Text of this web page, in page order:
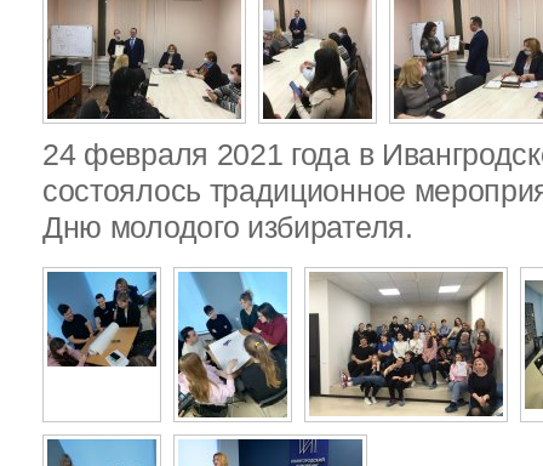
24 февраля 2021 года в
состоялось традиционное
Дню молодого избирателя.